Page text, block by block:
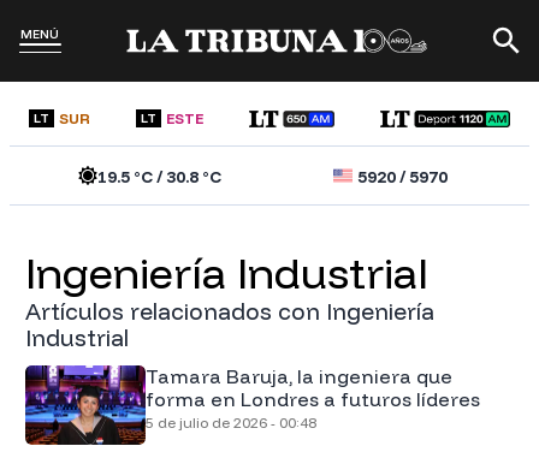
MENÚ
LT SUR LT ESTE
19.5°C /30.8°C 5920/5970
Ingeniería Industrial
Artículos relacionados con Ingeniería
Industrial
Tamara Baruja, la ingeniera que
forma en Londres a futuros líderes
5 de julio de 2026 - 00:48